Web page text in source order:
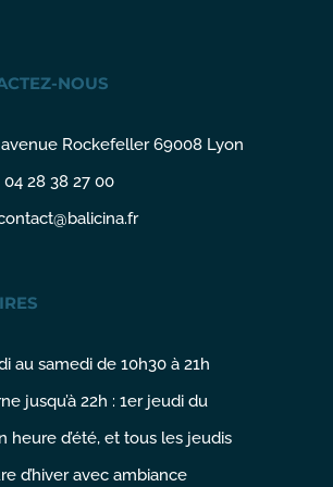
NOUS
Rockefeller 69008 Lyon
04 28 38 27 00
au samedi de 10h30 à 21h
jusqu’à 22h : 1er jeudi du
heure d’été, et tous les jeudis
d’hiver avec ambiance